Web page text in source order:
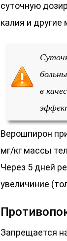
суточную
калия и
в
Верошпирон
мг/кг массы
Через 5 дней
увеличиние
Запрещается